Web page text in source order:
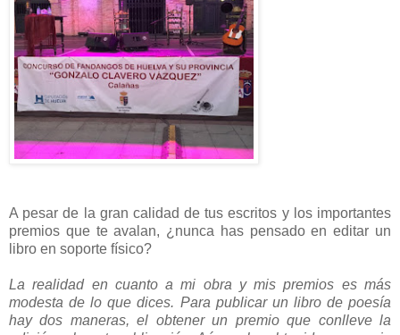
A pesar de la gran calidad de tus escritos y los importantes
premios que te avalan, ¿nunca has pensado en editar un
libro en soporte físico?
La realidad en cuanto a mi obra y mis premios es más
modesta de lo que dices. Para publicar un libro de poesía
hay dos maneras, el obtener un premio que conlleve la